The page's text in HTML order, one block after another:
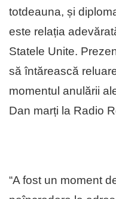
totdeauna, și
este relația
Statele Unite.
să întărească
momentul anulării
Dan marți la Radio
“A fost un moment